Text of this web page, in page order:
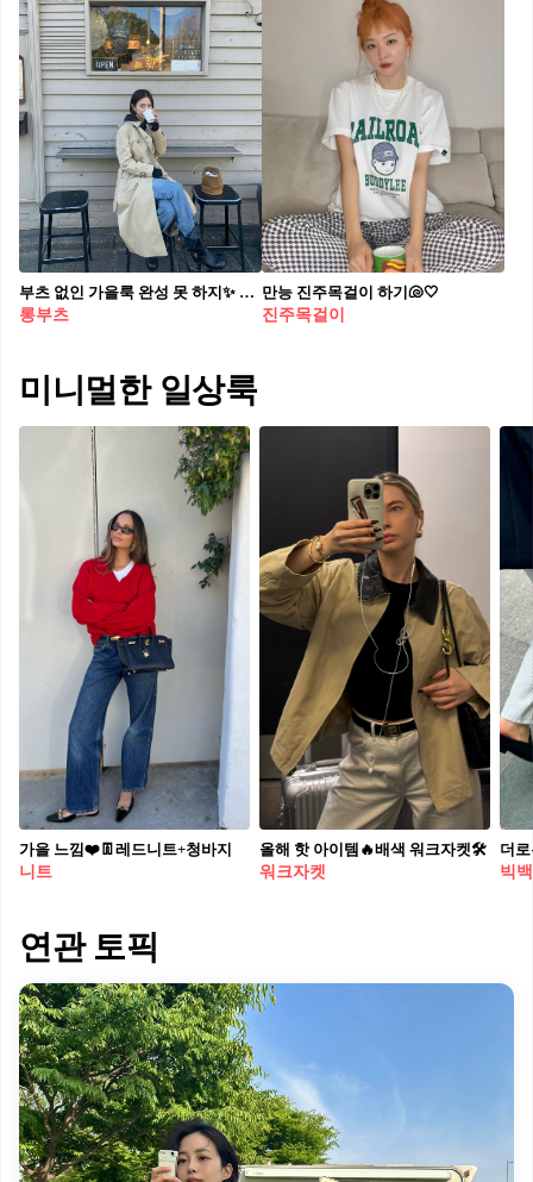
부츠 없인 가을룩 완성 못 하지✨ 가을맞이 셀럽처럼 부츠 즐기기, 지금 시작해볼까?🎶🖤
롱부츠
만능 진주목걸이 하기🐚🤍
진주목걸이
미니멀한 일상룩
가을 느낌❤️👖레드니트+청바지
니트
올해 핫 아이템🔥배색 워크자켓🛠️
워크자켓
빅백
연관 토픽